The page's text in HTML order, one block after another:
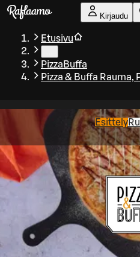
Siirry pääsisältöön
Kirjaudu
Etusivu
PizzaBuffa
Pizza & Buffa Rauma,
Esittely